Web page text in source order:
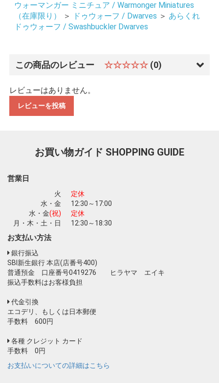
お買い物を続ける カートへ進む
ウォーマンガー ミニチュア / Warmonger Miniatures
（在庫限り）
＞ ドゥウォーフ / Dwarves ＞ あらくれ
ドゥウォーフ / Swashbuckler Dwarves
この商品のレビュー ☆☆☆☆☆ (0)
レビューはありません。
レビューを投稿
お買い物ガイド SHOPPING GUIDE
営業日
火
定休
水・金
12:30～17:00
水・金(祝)
定休
月・木・土・日
12:30～18:30
お支払い方法
銀行振込
SBI新生銀行 本店(店番号400)
普通預金 口座番号0419276 ヒラヤマ エイキ
振込手数料はお客様負担
代金引換
エコデリ、もしくは日本郵便
手数料 600円
各種 クレジット カード
手数料 0円
お支払いについての詳細はこちら